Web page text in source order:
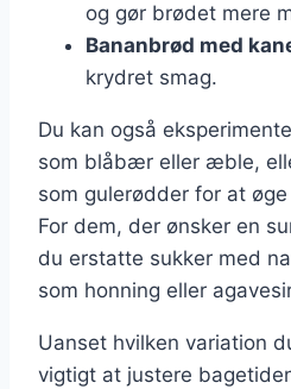
og gør brødet mere
Bananbrød med
krydret smag.
Du kan også
som blåbær eller æble,
som gulerødder for at
For dem, der ønsker en
du erstatte sukker med
som honning eller
Uanset hvilken variation
vigtigt at justere